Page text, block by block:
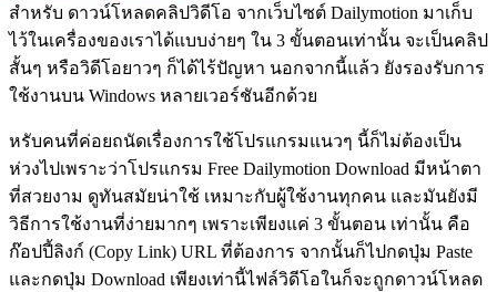
สำหรับ ดาวน์โหลดคลิปวิดีโอ จากเว็บไซต์ Dailymotion มาเก็บ
ไว้ในเครื่องของเราได้แบบง่ายๆ ใน 3 ขั้นตอนเท่านั้น จะเป็นคลิป
สั้นๆ หรือวิดีโอยาวๆ ก็ได้ไร้ปัญหา นอกจากนี้แล้ว ยังรองรับการ
ใช้งานบน Windows หลายเวอร์ชันอีกด้วย
หรับคนที่ค่อยถนัดเรื่องการใช้โปรแกรมแนวๆ นี้ก็ไม่ต้องเป็น
ห่วงไปเพราะว่าโปรแกรม Free Dailymotion Download มีหน้าตา
ที่สวยงาม ดูทันสมัยน่าใช้ เหมาะกับผู้ใช้งานทุกคน และมันยังมี
วิธีการใช้งานที่ง่ายมากๆ เพราะเพียงแค่ 3 ขั้นตอน เท่านั้น คือ
ก๊อปปี้ลิงก์ (Copy Link) URL ที่ต้องการ จากนั้นก็ไปกดปุ่ม Paste
และกดปุ่ม Download เพียงเท่านี้ไฟล์วิดีโอในก็จะถูกดาวน์โหลด